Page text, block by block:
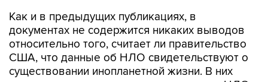
относительно того, считает ли правительство
США, что данные об НЛО свидетельствуют о
существовании инопланетной жизни. В них
также не указывается, представляют ли НЛО
угрозу национальной безопасности США.